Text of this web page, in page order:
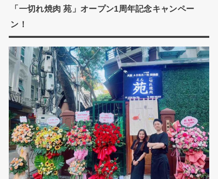
「一切れ焼肉 苑」オープン1周年記念キャンペー
ン！